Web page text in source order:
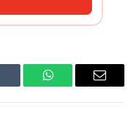
WhatsAppEmail